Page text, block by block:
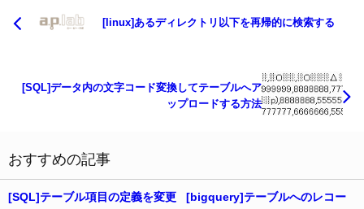
[linux]あるディレクトリ以下を再帰的に検索する
[SQL]データ内の文字コード変換してテーブルへア
ップロードする方法
おすすめの記事
[SQL]テーブル項目の定義を変更
[bigquery]テーブルへのレコー